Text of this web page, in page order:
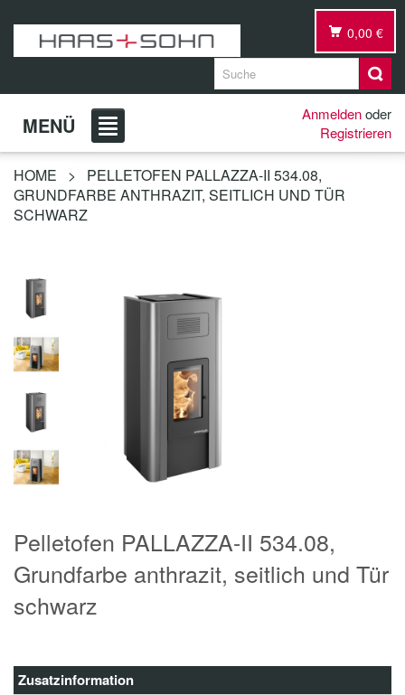
0,00 €
MENÜ Anmeldenoder
Registrieren
HOME >
PELLETOFEN PALLAZZA-II 534.08,
GRUNDFARBE ANTHRAZIT, SEITLICH UND TÜR
SCHWARZ
Pelletofen PALLAZZA-II 534.08,
Grundfarbe anthrazit, seitlich und Tür
schwarz
Zusatzinformation